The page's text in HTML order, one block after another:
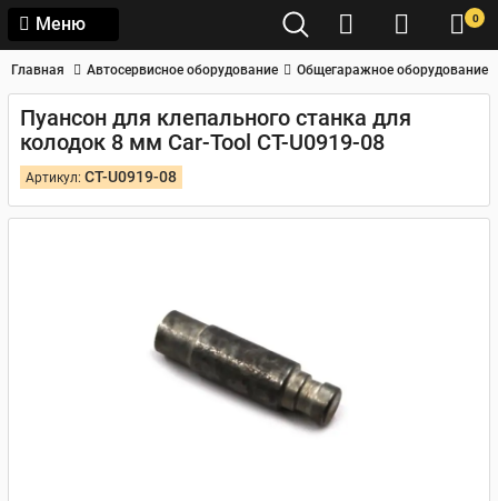
Меню 0
Главная Автосервисное оборудование Общегаражное оборудование
Пуансон для клепального станка для
колодок 8 мм Car-Tool CT-U0919-08
Артикул: CT-U0919-08